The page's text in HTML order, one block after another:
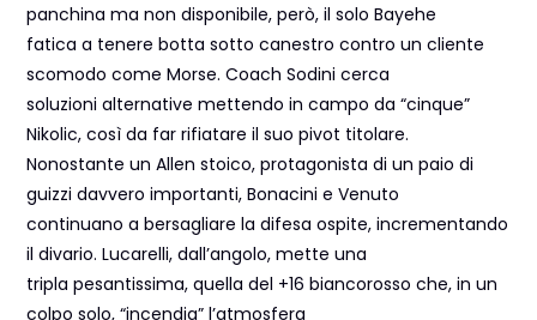
panchina ma non disponibile, però, il solo Bayehe
fatica a tenere botta sotto canestro contro un cliente
scomodo come Morse. Coach Sodini cerca
soluzioni alternative mettendo in campo da “cinque”
Nikolic, così da far rifiatare il suo pivot titolare.
Nonostante un Allen stoico, protagonista di un paio di
guizzi davvero importanti, Bonacini e Venuto
continuano a bersagliare la difesa ospite, incrementando
il divario. Lucarelli, dall’angolo, mette una
tripla pesantissima, quella del +16 biancorosso che, in un
colpo solo, “incendia” l’atmosfera